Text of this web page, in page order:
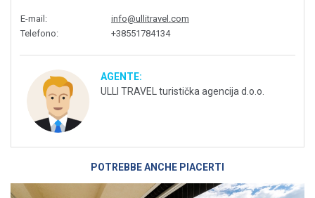
E-mail :
info@ullitravel.com
Telefono: +38551784134
AGENTE:
ULLI TRAVEL turistička agencija d.o.o.
POTREBBE ANCHE PIACERTI